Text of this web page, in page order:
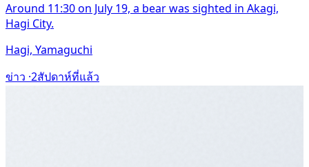
Around 11:30 on July 19, a bear was sighted in Akagi,
Hagi City.
Hagi, Yamaguchi
ข่าว ·2สัปดาห์ที่แล้ว